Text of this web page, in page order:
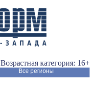
Возрастная категория: 16+
Все регионы